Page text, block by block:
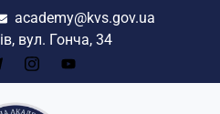
academy@kvs.gov.ua
вул. Гонча, 34